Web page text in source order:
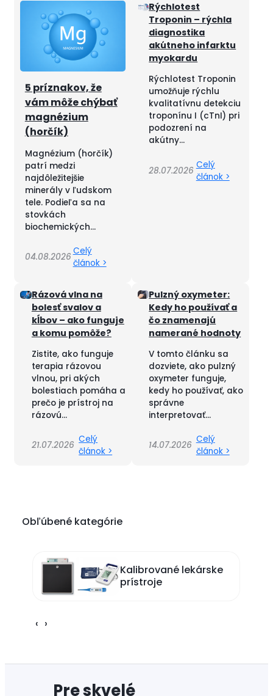
5 príznakov, že
vám môže chýbať
magnézium
(horčík)
04.08.2026
Magnézium (horčík)
patrí medzi
najdôležitejšie
minerály v ľudskom
tele. Podieľa sa na
stovkách
biochemických...
Celý
článok >
Rýchlotest
Troponin – rýchla
diagnostika
akútneho infarktu
myokardu
28.07.2026
Rýchlotest Troponin
umožňuje rýchlu
kvalitatívnu detekciu
troponínu I (cTnI) pri
podozrení na
akútny...
Celý
článok >
Rázová vlna na
bolesť svalov a
kĺbov – ako funguje
a komu pomôže?
21.07.2026
Zistite, ako funguje
terapia rázovou
vlnou, pri akých
bolestiach pomáha a
prečo je prístroj na
rázovú...
Celý
článok >
Pulzný oxymeter:
Kedy ho používať a
čo znamenajú
namerané hodnoty
14.07.2026
V tomto článku sa
dozviete, ako pulzný
oxymeter funguje,
kedy ho používať, ako
správne
interpretovať...
Celý
článok >
Obľúbené kategórie
Kalibrované lekárske
prístroje
‹ ›